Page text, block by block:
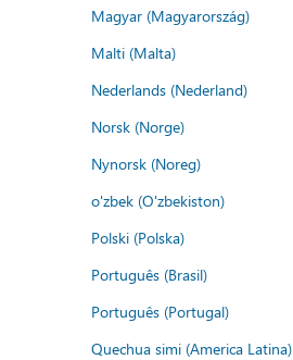
Magyar (Magyarország)
Malti (Malta)
Nederlands (Nederland)
Norsk (Norge)
Nynorsk (Noreg)
o'zbek (O'zbekiston)
Polski (Polska)
Português (Brasil)
Português (Portugal)
Quechua simi (America Latina)